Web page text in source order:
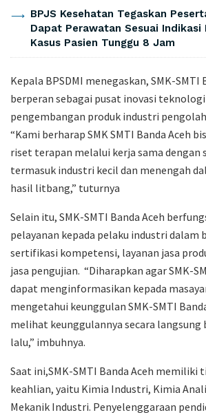
BPJS Kesehatan Tegaskan
Dapat Perawatan Sesuai Indikasi
Kasus Pasien Tunggu 8 Jam
Kepala BPSDMI menegaskan, SMK-SMTI
berperan sebagai pusat inovasi
pengembangan produk industri
“Kami berharap SMK SMTI Banda Aceh
riset terapan melalui kerja sama dengan
termasuk industri kecil dan menengah
hasil litbang,” tuturnya
Selain itu, SMK-SMTI Banda Aceh
pelayanan kepada pelaku industri dalam
sertifikasi kompetensi, layanan jasa
jasa pengujian. “Diharapkan agar SMK-
dapat menginformasikan kepada
mengetahui keunggulan SMK-SMTI
melihat keunggulannya secara langsung
lalu,” imbuhnya.
Saat ini,SMK-SMTI Banda Aceh memiliki
keahlian, yaitu Kimia Industri, Kimia
Mekanik Industri. Penyelenggaraan